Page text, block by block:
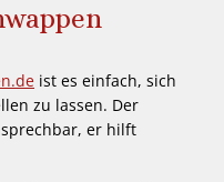
ist es einfach, sich
zu lassen. Der
er hilft